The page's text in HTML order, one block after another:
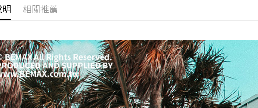
１．透過由恩沛科技股份
交易，需依本服務之必要
求債權轉讓予恩沛科技股份
２．關於個人資料處理事
https://aftee.tw/terms/
３．未成年的使用者請事
「AFTEE先享後付」，若
任。
明 相關推薦